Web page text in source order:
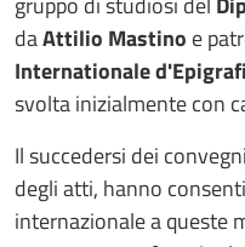
daAttilio Mastino e
Internationale
svolta inizialmente con
Il succedersi dei
degli atti, hanno
internazionale a queste